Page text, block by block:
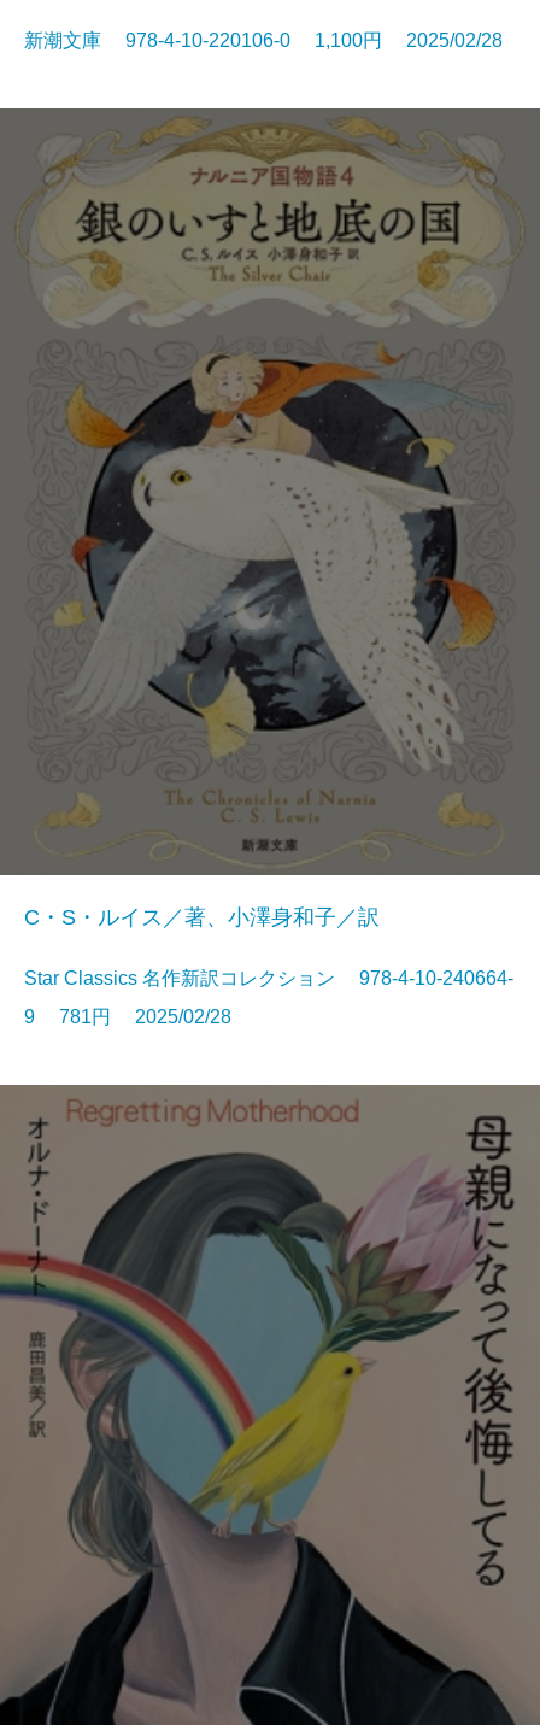
新潮文庫 978-4-10-220106-0 1,100円 2025/02/28
C・S・ルイス／著、小澤身和子／訳
Star Classics 名作新訳コレクション 978-4-10-240664-
9 781円 2025/02/28